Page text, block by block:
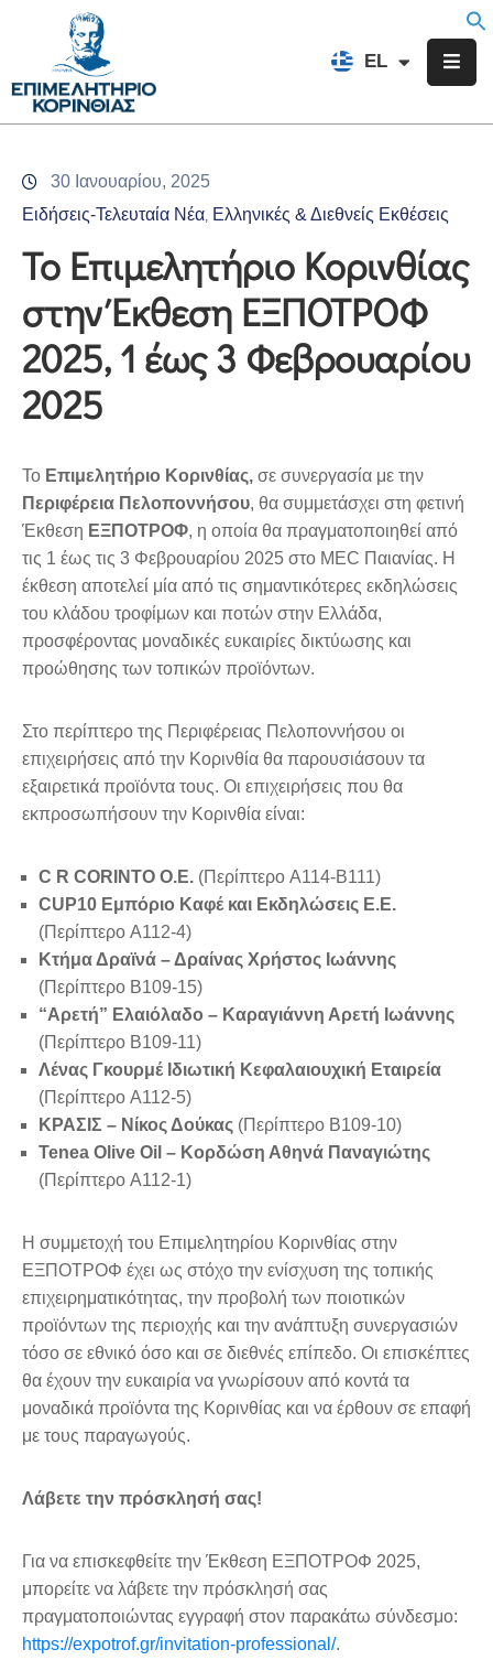
EL
FR
Επιμελητήριο
Υπηρεσίες
Προγράμματα
Εκδηλώσεις
Επικοινωνία
30 Ιανουαρίου, 2025
Ειδήσεις-Τελευταία Νέα Ελληνικές & Διεθνείς Εκθέσεις
Το Επιμελητήριο Κορινθίας
στην Έκθεση ΕΞΠΟΤΡΟΦ
2025, 1 έως 3 Φεβρουαρίου
2025
Το Επιμελητήριο Κορινθίας, σε συνεργασία με την
Περιφέρεια Πελοποννήσου, θα συμμετάσχει στη φετινή
Έκθεση ΕΞΠΟΤΡΟΦ, η οποία θα πραγματοποιηθεί από
τις 1 έως τις 3 Φεβρουαρίου 2025 στο MEC Παιανίας. Η
έκθεση αποτελεί μία από τις σημαντικότερες εκδηλώσεις
του κλάδου τροφίμων και ποτών στην Ελλάδα,
προσφέροντας μοναδικές ευκαιρίες δικτύωσης και
προώθησης των τοπικών προϊόντων.
Στο περίπτερο της Περιφέρειας Πελοποννήσου οι
επιχειρήσεις από την Κορινθία θα παρουσιάσουν τα
εξαιρετικά προϊόντα τους. Οι επιχειρήσεις που θα
εκπροσωπήσουν την Κορινθία είναι:
C R CORINTO Ο.Ε. (Περίπτερο A114-B111)
CUP10 Εμπόριο Καφέ και Εκδηλώσεις Ε.Ε.
(Περίπτερο A112-4)
Κτήμα Δραϊνά – Δραίνας Χρήστος Ιωάννης
(Περίπτερο B109-15)
“Αρετή” Ελαιόλαδο – Καραγιάννη Αρετή Ιωάννης
(Περίπτερο B109-11)
Λένας Γκουρμέ Ιδιωτική Κεφαλαιουχική Εταιρεία
(Περίπτερο A112-5)
ΚΡΑΣΙΣ – Νίκος Δούκας (Περίπτερο B109-10)
Tenea Olive Oil – Κορδώση Αθηνά Παναγιώτης
(Περίπτερο A112-1)
Η συμμετοχή του Επιμελητηρίου Κορινθίας στην
ΕΞΠΟΤΡΟΦ έχει ως στόχο την ενίσχυση της τοπικής
επιχειρηματικότητας, την προβολή των ποιοτικών
προϊόντων της περιοχής και την ανάπτυξη συνεργασιών
τόσο σε εθνικό όσο και σε διεθνές επίπεδο. Οι επισκέπτες
θα έχουν την ευκαιρία να γνωρίσουν από κοντά τα
μοναδικά προϊόντα της Κορινθίας και να έρθουν σε επαφή
με τους παραγωγούς.
Λάβετε την πρόσκλησή σας!
Για να επισκεφθείτε την Έκθεση ΕΞΠΟΤΡΟΦ 2025,
μπορείτε να λάβετε την πρόσκλησή σας
πραγματοποιώντας εγγραφή στον παρακάτω σύνδεσμο:
https://expotrof.gr/invitation-professional/.